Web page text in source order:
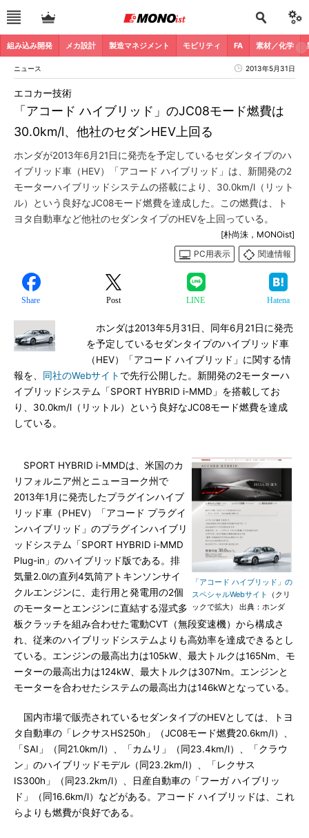
組み込み開発 メカ設計 製造マネジメント モビリティ FA 素材／化学
ニュース 2013年5月31日
「アコード ハイブリッド」のJC08モード燃費は
30.0km/l、他社のセダンHEV上回る
エコカー技術
ホンダが2013年6月21日に発売を予定しているセダンタイプのハ
イブリッド車（HEV）「アコード ハイブリッド」は、新開発の2
モーターハイブリッドシステムの搭載により、30.0km/l（リット
ル）という良好なJC08モード燃費を達成した。この燃費は、ト
ヨタ自動車など他社のセダンタイプのHEVを上回っている。
[朴尚洙，MONOist]
PC用表示
関連情報
Share Post LINE Hatena
ホンダは2013年5月31日、同年6月21日に発売
を予定しているセダンタイプのハイブリッド車
（HEV）「アコード ハイブリッド」に関する情
報を、 同社のWebサイト で先行公開した。新開発の2モーターハ
イブリッドシステム「SPORT HYBRID i-MMD」を搭載してお
り、30.0km/l（リットル）という良好なJC08モード燃費を達成
している。
「アコード ハイブリッド」の
スペシャルWebサイト
（クリ
ックで拡大） 出典：ホンダ
SPORT HYBRID i-MMDは、米国のカ
リフォルニア州とニューヨーク州で
2013年1月に発売したプラグインハイブ
リッド車（PHEV）「アコード プラグイ
ンハイブリッド」のプラグインハイブリ
ッドシステム「SPORT HYBRID i-MMD
Plug-in」のハイブリッド版である。排
気量2.0lの直列4気筒アトキンソンサイ
クルエンジンに、走行用と発電用の2個
のモーターとエンジンに直結する湿式多
板クラッチを組み合わせた電動CVT（無段変速機）から構成さ
れ、従来のハイブリッドシステムよりも高効率を達成できるとし
ている。エンジンの最高出力は105kW、最大トルクは165Nm、モ
ーターの最高出力は124kW、最大トルクは307Nm。エンジンと
モーターを合わせたシステムの最高出力は146kWとなっている。
国内市場で販売されているセダンタイプのHEVとしては、トヨ
タ自動車の「レクサスHS250h」（JC08モード燃費20.6km/l）、
「SAI」（同21.0km/l）、「カムリ」（同23.4km/l）、「クラウ
ン」のハイブリッドモデル（同23.2km/l）、「レクサス
IS300h」（同23.2km/l）、日産自動車の「フーガ ハイブリッ
ド」（同16.6km/l）などがある。アコード ハイブリッドは、これ
らよりも燃費が良好である。